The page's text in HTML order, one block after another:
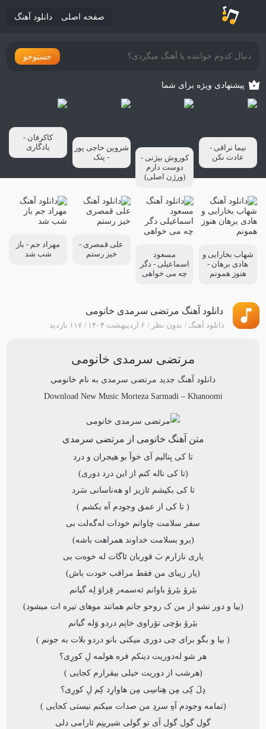
صفحه اصلی دانلود آهنگ
جستوجو
پیشنهادی ویژه برای شما
نیما نراقی -
عادت نکن
کوروش بیژنی -
دوست دارم
(ورژن اصلی)
شروین حاجی پور
- پتک
کاکرفان -
یادگاری
شهاب بخارایی و
هادی برهان -
هنوز همونم
مسعود
اسماعیلی - دگر
چه می خواهی
علی قمصری -
خیز رستم
مهراد جم - باز
شب شد
دانلود آهنگ مرتضی سرمدی خانومی
دانلود آهنگ بدون نظر ۶ اردیبهشت ۱۴۰۴ ۱۱۷ بازدید
مرتضی سرمدی خانومی
دانلود آهنگ جدید مرتضی سرمدی به نام خانومی
Download New Music Morteza Sarmadi – Khanoomi
متن آهنگ خانومی از مرتضی سرمدی
تا کی بِنالیم آی خوآ بو هیجران و درد
(تا کی ناله کنم از این درد دوری)
تا کی بکیشم ئازیز او هەناسانی سَرد
( تا کی از عمق وجودم آه بکشم )
سفر سلامت چاوانم خودات له‌گه‌لت بی
(برو بسلامت خداوند همراهت باشه)
یاری نازارم بَ قوربان ئاگات له خوه‌ت بی
(یار زیبای من فقط مراقب خودت باش)
بێرۆ بێرۆ باوانم ئەسمەر قِزاوَ لِە گیانم
(بیا و دور نشو از من ک روحو جانم همانند موهای تیره ات میشود)
بێرۆ بۆچی تۆراوی خانِم دردو وَلە گیانم
( بیا و بگو برای چی دوری میکنی بانو دردو بلات به جونم )
هر شو له‌دوریت دینکم فره هولمه لِ کورِی؟
(هرشب از دوریت خیلی بیقرارم کجایی )
دِلَ کِی مِن هِناسِی مِن هاوارِد کِم لِ کورِی؟
(تمامه وجودم آهِ سردِ من صدات میکنم نیستی کجایی )
گول گول گول آی تو گولی شیرینِم ئارامی دلی